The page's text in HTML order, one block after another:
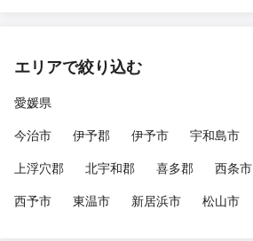
エリアで絞り込む
愛媛県
今治市
伊予郡 伊予市 宇和島市
上浮穴郡
北宇和郡 喜多郡 西条市
西予市
東温市 新居浜市 松山市